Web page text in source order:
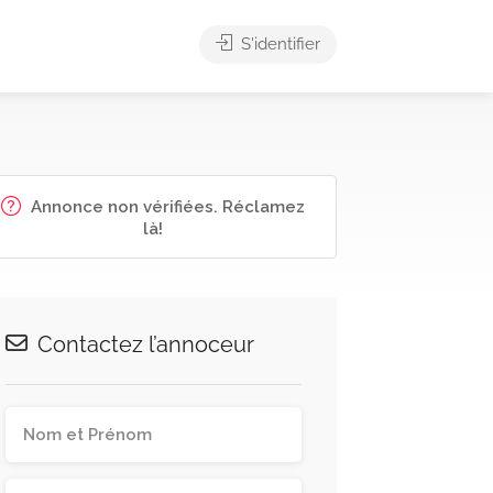
S'identifier
Annonce non vérifiées. Réclamez
là!
Contactez l’annoceur